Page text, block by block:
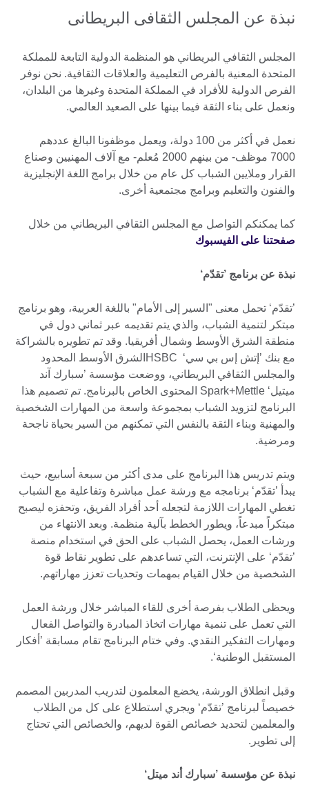
نبذة عن المجلس الثقافى البريطانى
المجلس الثقافي البريطاني هو المنظمة الدولية التابعة للمملكة
المتحدة المعنية بالفرص التعليمية والعلاقات الثقافية. نحن نوفر
الفرص الدولية للأفراد في المملكة المتحدة وغيرها من البلدان،
ونعمل على بناء الثقة فيما بينها على الصعيد العالمي.
نعمل في أكثر من 100 دولة، ويعمل موظفونا البالغ عددهم
7000 موظف- من بينهم 2000 مُعلم- مع آلاف المهنيين وصناع
القرار وملايين الشباب كل عام من خلال برامج اللغة الإنجليزية
والفنون والتعليم وبرامج مجتمعية أخرى.
كما يمكنكم التواصل مع المجلس الثقافي البريطاني من خلال
صفحتنا على الفيسبوك
نبذة عن برنامج ’تقدّم‘
’تقدّم‘ تحمل معنى "السير إلى الأمام" باللغة العربية، وهو برنامج
مبتكر لتنمية الشباب، والذي يتم تقديمه عبر ثماني دول في
منطقة الشرق الأوسط وشمال أفريقيا. وقد تم تطويره بالشراكة
مع بنك ’إتش إس بي سي‘ HSBCالشرق الأوسط المحدود
والمجلس الثقافي البريطاني، ووضعت مؤسسة ’سبارك آند
ميتيل‘ Spark+Mettle المحتوى الخاص بالبرنامج. تم تصميم هذا
البرنامج لتزويد الشباب بمجموعة واسعة من المهارات الشخصية
والمهنية وبناء الثقة بالنفس التي تمكنهم من السير بحياة ناجحة
ومرضية.
ويتم تدريس هذا البرنامج على مدى أكثر من سبعة أسابيع، حيث
يبدأ ’تقدّم‘ برنامجه مع ورشة عمل مباشرة وتفاعلية مع الشباب
تغطي المهارات اللازمة لتجعله أحد أفراد الفريق، وتحفزه ليصبح
مبتكراً مبدعاً، ويطور الخطط بآلية منظمة. وبعد الانتهاء من
ورشات العمل، يحصل الشباب على الحق في استخدام منصة
’تقدّم‘ على الإنترنت، التي تساعدهم على تطوير نقاط قوة
الشخصية من خلال القيام بمهمات وتحديات تعزز مهاراتهم.
ويحظى الطلاب بفرصة أخرى للقاء المباشر خلال ورشة العمل
التي تعمل على تنمية مهارات اتخاذ المبادرة والتواصل الفعال
ومهارات التفكير النقدي. وفي ختام البرنامج تقام مسابقة ’أفكار
المستقبل الوطنية‘.
وقبل انطلاق الورشة، يخضع المعلمون لتدريب المدربين المصمم
خصيصاً لبرنامج ’تقدّم‘ ويجري استطلاع على كل من الطلاب
والمعلمين لتحديد خصائص القوة لديهم، والخصائص التي تحتاج
إلى تطوير.
نبذة عن مؤسسة ’سبارك أند ميتل‘